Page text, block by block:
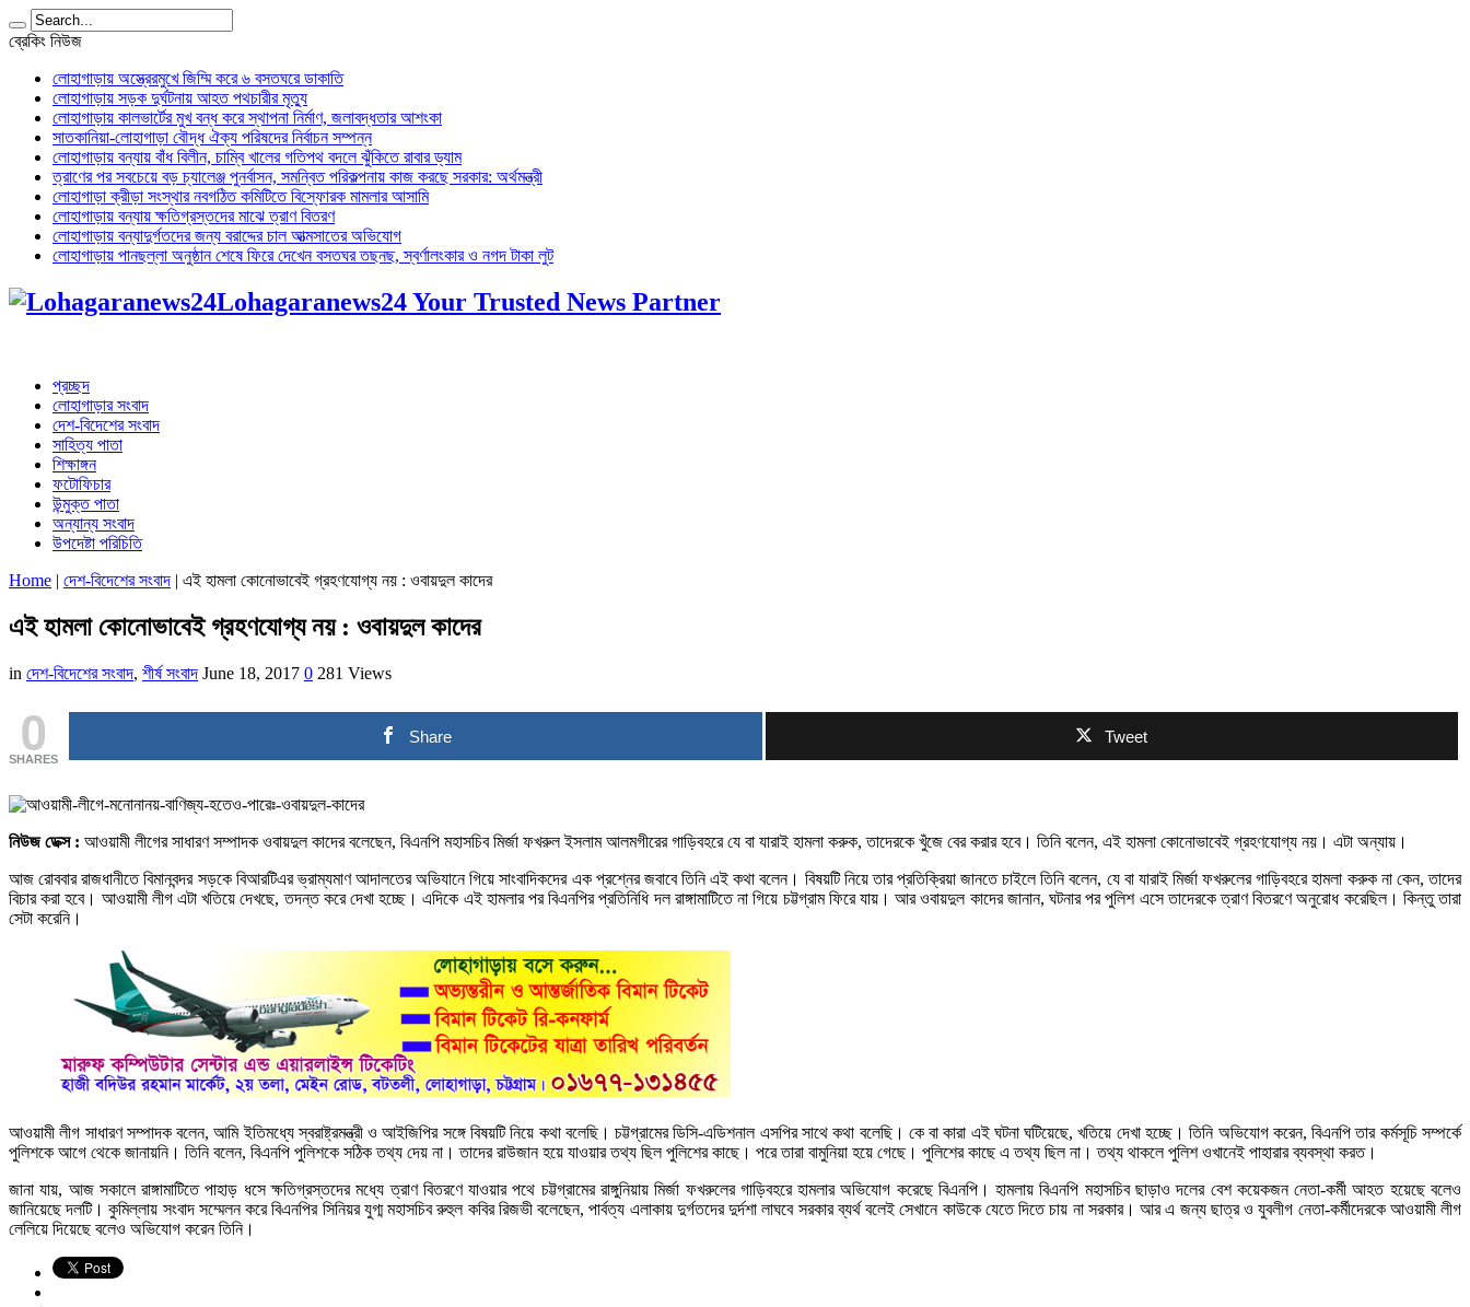
ব্রেকিং নিউজ
লোহাগাড়ায় অস্ত্রেরমুখে জিম্মি করে ৬ বসতঘরে ডাকাতি
লোহাগাড়ায় সড়ক দুর্ঘটনায় আহত পথচারীর মৃত্যু
লোহাগাড়ায় কালভার্টের মুখ বন্ধ করে স্থাপনা নির্মাণ, জলাবদ্ধতার আশংকা
সাতকানিয়া-লোহাগাড়া বৌদ্ধ ঐক্য পরিষদের নির্বাচন সম্পন্ন
লোহাগাড়ায় বন্যায় বাঁধ বিলীন, চাম্বি খালের গতিপথ বদলে ঝুঁকিতে রাবার ড্যাম
ত্রাণের পর সবচেয়ে বড় চ্যালেঞ্জ পুনর্বাসন, সমন্বিত পরিকল্পনায় কাজ করছে সরকার: অর্থমন্ত্রী
লোহাগাড়া ক্রীড়া সংস্থার নবগঠিত কমিটিতে বিস্ফোরক মামলার আসামি
লোহাগাড়ায় বন্যায় ক্ষতিগ্রস্তদের মাঝে ত্রাণ বিতরণ
লোহাগাড়ায় বন্যাদুর্গতদের জন্য বরাদ্দের চাল আত্মসাতের অভিযোগ
লোহাগাড়ায় পানছল্লা অনুষ্ঠান শেষে ফিরে দেখেন বসতঘর তছনছ, স্বর্ণালংকার ও নগদ টাকা লুট
Lohagaranews24 Your Trusted News Partner
প্রচ্ছদ
লোহাগাড়ার সংবাদ
দেশ-বিদেশের সংবাদ
সাহিত্য পাতা
শিক্ষাঙ্গন
ফটোফিচার
উন্মুক্ত পাতা
অন্যান্য সংবাদ
উপদেষ্টা পরিচিতি
Home | দেশ-বিদেশের সংবাদ | এই হামলা কোনোভাবেই গ্রহণযোগ্য নয় : ওবায়দুল কাদের
এই হামলা কোনোভাবেই গ্রহণযোগ্য নয় : ওবায়দুল কাদের
in দেশ-বিদেশের সংবাদ, শীর্ষ সংবাদ June 18, 2017 0 281 Views
0
SHARES
Share Tweet
নিউজ ডেক্স : আওয়ামী লীগের সাধারণ সম্পাদক ওবায়দুল কাদের বলেছেন, বিএনপি মহাসচিব মির্জা ফখরুল ইসলাম আলমগীরের গাড়িবহরে যে বা যারাই হামলা করুক, তাদেরকে খুঁজে বের করার হবে। তিনি বলেন, এই হামলা কোনোভাবেই গ্রহণযোগ্য নয়। এটা অন্যায়।
আজ রোববার রাজধানীতে বিমানবন্দর সড়কে বিআরটিএর ভ্রাম্যমাণ আদালতের অভিযানে গিয়ে সাংবাদিকদের এক প্রশ্নের জবাবে তিনি এই কথা বলেন। বিষয়টি নিয়ে তার প্রতিক্রিয়া জানতে চাইলে তিনি বলেন, যে বা যারাই মির্জা ফখরুলের গাড়িবহরে হামলা করুক না কেন, তাদের
বিচার করা হবে। আওয়ামী লীগ এটা খতিয়ে দেখছে, তদন্ত করে দেখা হচ্ছে। এদিকে এই হামলার পর বিএনপির প্রতিনিধি দল রাঙ্গামাটিতে না গিয়ে চট্টগ্রাম ফিরে যায়। আর ওবায়দুল কাদের জানান, ঘটনার পর পুলিশ এসে তাদেরকে ত্রাণ বিতরণে অনুরোধ করেছিল। কিন্তু তারা
সেটা করেনি।
আওয়ামী লীগ সাধারণ সম্পাদক বলেন, আমি ইতিমধ্যে স্বরাষ্ট্রমন্ত্রী ও আইজিপির সঙ্গে বিষয়টি নিয়ে কথা বলেছি। চট্টগ্রামের ডিসি-এডিশনাল এসপির সাথে কথা বলেছি। কে বা কারা এই ঘটনা ঘটিয়েছে, খতিয়ে দেখা হচ্ছে। তিনি অভিযোগ করেন, বিএনপি তার কর্মসূচি সম্পর্কে
পুলিশকে আগে থেকে জানায়নি। তিনি বলেন, বিএনপি পুলিশকে সঠিক তথ্য দেয় না। তাদের রাউজান হয়ে যাওয়ার তথ্য ছিল পুলিশের কাছে। পরে তারা বামুনিয়া হয়ে গেছে। পুলিশের কাছে এ তথ্য ছিল না। তথ্য থাকলে পুলিশ ওখানেই পাহারার ব্যবস্থা করত।
জানা যায়, আজ সকালে রাঙ্গামাটিতে পাহাড় ধসে ক্ষতিগ্রস্তদের মধ্যে ত্রাণ বিতরণে যাওয়ার পথে চট্টগ্রামের রাঙ্গুনিয়ায় মির্জা ফখরুলের গাড়িবহরে হামলার অভিযোগ করেছে বিএনপি। হামলায় বিএনপি মহাসচিব ছাড়াও দলের বেশ কয়েকজন নেতা-কর্মী আহত হয়েছে বলেও
জানিয়েছে দলটি। কুমিল্লায় সংবাদ সম্মেলন করে বিএনপির সিনিয়র যুগ্ম মহাসচিব রুহুল কবির রিজভী বলেছেন, পার্বত্য এলাকায় দুর্গতদের দুর্দশা লাঘবে সরকার ব্যর্থ বলেই সেখানে কাউকে যেতে দিতে চায় না সরকার। আর এ জন্য ছাত্র ও যুবলীগ নেতা-কর্মীদেরকে আওয়ামী লীগ
লেলিয়ে দিয়েছে বলেও অভিযোগ করেন তিনি।